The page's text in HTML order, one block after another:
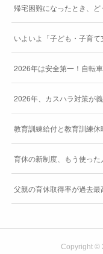
帰宅困難になったとき、
いよいよ「子ども・子育
2026年は安全第一！自転
2026年、カスハラ対策が義
教育訓練給付と教育訓練
育休の新制度、もう使った
父親の育休取得率が過去
Copyright ©